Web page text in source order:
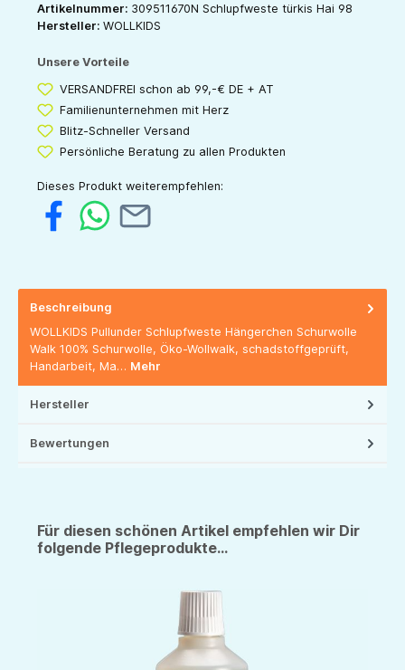
Artikelnummer: 309511670N Schlupfweste türkis Hai 98
Hersteller: WOLLKIDS
Unsere Vorteile
VERSANDFREI schon ab 99,-€ DE + AT
Familienunternehmen mit Herz
Blitz-Schneller Versand
Persönliche Beratung zu allen Produkten
Dieses Produkt weiterempfehlen:
Beschreibung
WOLLKIDS Pullunder Schlupfweste Hängerchen Schurwolle
Walk 100% Schurwolle, Öko-Wollwalk, schadstoffgeprüft,
Handarbeit, Ma… Mehr
Hersteller
Bewertungen
Für diesen schönen Artikel empfehlen wir Dir
folgende Pflegeprodukte...